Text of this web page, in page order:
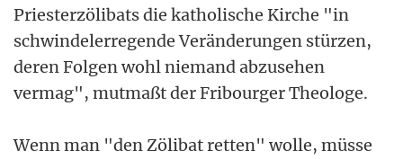
Priesterzölibats die katholische Kirche "in
schwindelerregende Veränderungen stürzen,
deren Folgen wohl niemand abzusehen
vermag", mutmaßt der Fribourger Theologe.
Wenn man "den Zölibat retten" wolle, müsse